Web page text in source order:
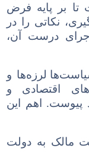
تا بر پایه فرض
نکاتی را در
درست آن،
لرزه‌ها و
اقتصادی و
پیوست. اهم این
مالک به دولت